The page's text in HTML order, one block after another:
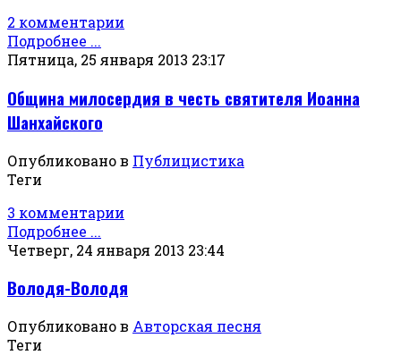
2 комментарии
Подробнее ...
Пятница, 25 января 2013 23:17
Община милосердия в честь святителя Иоанна
Шанхайского
Опубликовано в Публицистика
Теги
3 комментарии
Подробнее ...
Четверг, 24 января 2013 23:44
Володя-Володя
Опубликовано в Авторская песня
Теги